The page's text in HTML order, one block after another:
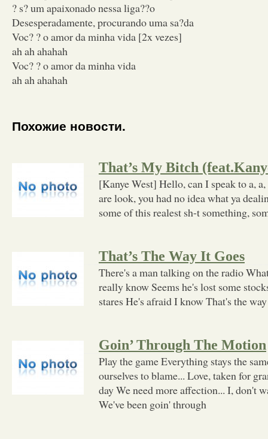
? s? um apaixonado nessa liga??o
Desesperadamente, procurando uma sa?da
Voc? ? o amor da minha vida [2x vezes]
ah ah ahahah
Voc? ? o amor da minha vida
ah ah ahahah
Похожие новости.
That’s My Bitch
[Kanye West] Hello, can I speak to a,
are look, you had no idea what ya
some of this realest sh-t something,
That’s The Way It Goes
There's a man talking on the radio
really know Seems he's lost some
stares He's afraid I know That's the
Goin’ Through The Motion
Play the game Everything stays the
ourselves to blame... Love, taken for
day We need more affection... I, don't
We've been goin' through